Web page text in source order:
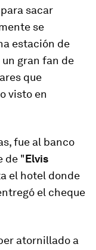
sacar
se
estación de
gran fan de
que
visto en
fue al banco
de "Elvis
el hotel donde
el cheque
atornillado a